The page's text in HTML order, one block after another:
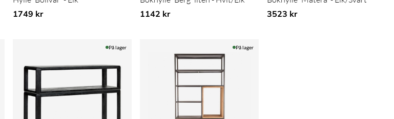
1749 kr
1142 kr
3523 kr
På lager På lager